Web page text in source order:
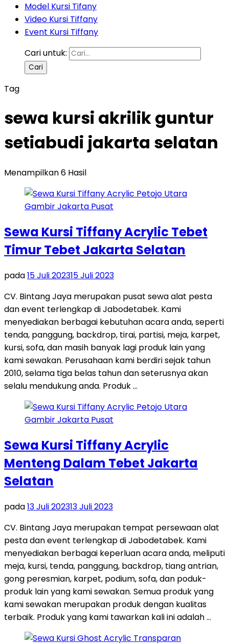
Model Kursi Tifany
Video Kursi Tiffany
Event Kursi Tiffany
Cari untuk:
Tag
sewa kursi akrilik guntur
setiabudi jakarta selatan
Menampilkan 6 Hasil
Sewa Kursi Tiffany Acrylic Tebet
Timur Tebet Jakarta Selatan
pada15 Juli 202315 Juli 2023
CV. Bintang Jaya merupakan pusat sewa alat pesta
dan event terlengkap di Jabodetabek. Kami
menyediakan berbagai kebutuhan acara anda, seperti
tenda, panggung, backdrop, tirai, partisi, meja, karpet,
kursi, sofa, dan masih banyak lagi produk lain yang
kami sewakan. Perusahaan kami berdiri sejak tahun
2010, selama tiga belas tahun dan seterusnya akan
selalu mendukung anda. Produk …
Sewa Kursi Tiffany Acrylic
Menteng Dalam Tebet Jakarta
Selatan
pada13 Juli 202313 Juli 2023
CV. Bintang Jaya merupakan tempat persewaan alat
pesta dan event terlengkap di Jabodetabek. Kami
menyediakan berbagai keperluan acara anda, meliputi
meja, kursi, tenda, panggung, backdrop, tiang antrian,
gong peresmian, karpet, podium, sofa, dan poduk-
produk lain yang kami sewakan. Semua produk yang
kami sewakan merupakan produk dengan kualitas
terbaik. Produk yang kami tawarkan kali ini adalah …